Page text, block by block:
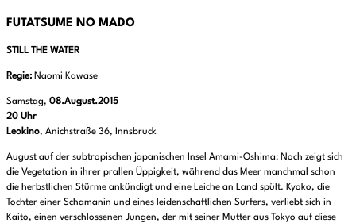
FUTATSUME NO MADO
STILL THE WATER
Regie: Naomi Kawase
Samstag, 08.August.2015
20 Uhr
Leokino, Anichstraße 36, Innsbruck
August auf der subtropischen japanischen Insel Amami-Oshima: Noch zeigt sich
die Vegetation in ihrer prallen Üppigkeit, während das Meer manchmal schon
die herbstlichen Stürme ankündigt und eine Leiche an Land spült. Kyoko, die
Tochter einer Schamanin und eines leidenschaftlichen Surfers, verliebt sich in
Kaito, einen verschlossenen Jungen, der mit seiner Mutter aus Tokyo auf diese